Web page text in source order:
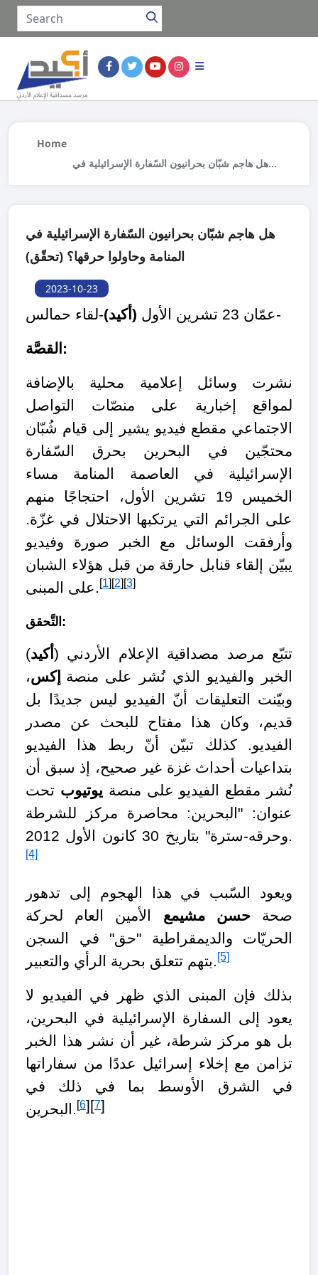
Home
هل هاجم شبّان بحرانيون السّفارة الإسرائيلية في
هل هاجم شبّان بحرانيون السّفارة الإسرائيلية في
المنامة وحاولوا حرقها؟ (تحقّق)
2023-10-23
عمّان 23 تشرين الأول (أكيد)
-لقاء حمالس-
القصَّة:
نشرت وسائل إعلامية محلية بالإضافة
لمواقع إخبارية على منصّات التواصل
الاجتماعي مقطع فيديو يشير إلى قيام شُبّان
محتجّين في البحرين بحرق السّفارة
الإسرائيلية في العاصمة المنامة مساء
الخميس 19 تشرين الأول، احتجاجًا منهم
على الجرائم التي يرتكبها الاحتلال في غزّة.
وأرفقت الوسائل مع الخبر صورة وفيديو
يبيّن إلقاء قنابل حارقة من قبل هؤلاء الشبان
على المبنى. [1][2][3]
التَّحقق:
تتبّع مرصد مصداقية الإعلام الأردني ( أكيد)
الخبر والفيديو الذي نُشر على منصة إكس،
وبيّنت التعليقات أنّ الفيديو ليس جديدًا بل
قديم، وكان هذا مفتاح للبحث عن مصدر
الفيديو. كذلك تبيّن أنّ ربط هذا الفيديو
بتداعيات أحداث غزة غير صحيح، إذ سبق أن
نُشر مقطع الفيديو على منصة يوتيوب تحت
عنوان: "البحرين: محاصرة مركز للشرطة
وحرقه-سترة" بتاريخ 30 كانون الأول 2012.
[4]
ويعود السّبب في هذا الهجوم إلى تدهور
صحةحسن مشيمع الأمين العام لحركة
الحريّات والديمقراطية "حق" في السجن
بتهم تتعلق بحرية الرأي والتعبير. [5]
بذلك فإن المبنى الذي ظهر في الفيديو لا
يعود إلى السفارة الإسرائيلية في البحرين،
بل هو مركز شرطة، غير أن نشر هذا الخبر
تزامن مع إخلاء إسرائيل عددًا من سفاراتها
في الشرق الأوسط بما في ذلك في
البحرين. [6][7]